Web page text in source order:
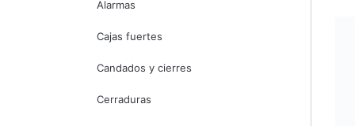
Alarmas
Cajas fuertes
Candados y cierres
Cerraduras